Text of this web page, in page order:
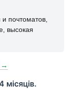
почтоматов,
высокая
→
місяців.